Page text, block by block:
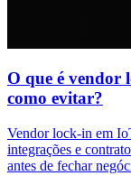
O que é vendor
como evitar?
Vendor lock-in em
integrações e
antes de fechar